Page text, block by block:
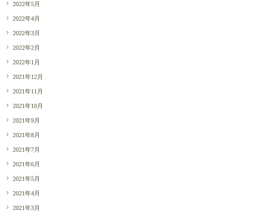
2022年5月
2022年4月
2022年3月
2022年2月
2022年1月
2021年12月
2021年11月
2021年10月
2021年9月
2021年8月
2021年7月
2021年6月
2021年5月
2021年4月
2021年3月